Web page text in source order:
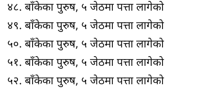
४८. बाँकेका पुरुष, ५ जेठमा पत्ता लागेको
४९. बाँकेका पुरुष, ५ जेठमा पत्ता लागेको
५०. बाँकेका पुरुष, ५ जेठमा पत्ता लागेको
५१. बाँकेका पुरुष, ५ जेठमा पत्ता लागेको
५२. बाँकेका पुरुष, ५ जेठमा पत्ता लागेको